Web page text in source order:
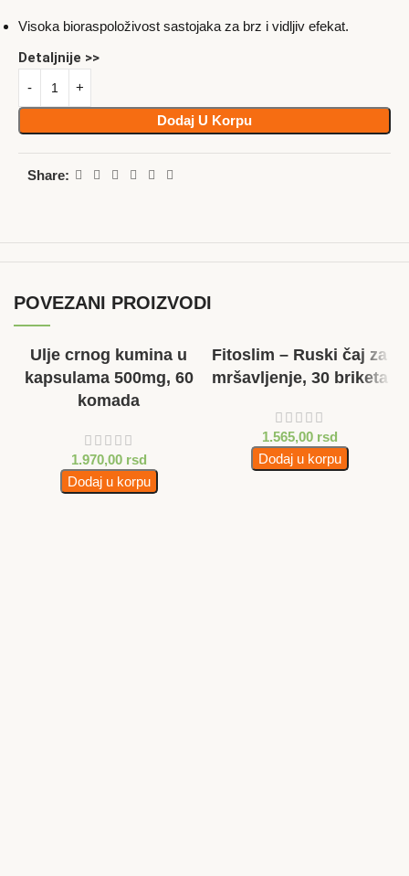
Visoka bioraspoloživost sastojaka za brz i vidljiv efekat.
Detaljnije >>
Dodaj U Korpu
Share:
POVEZANI PROIZVODI
Ulje crnog kumina u
kapsulama 500mg, 60
komada
1.970,00 rsd
Dodaj u korpu
Fitoslim – Ruski čaj za
mršavljenje, 30 briketa
1.565,00 rsd
Dodaj u korpu